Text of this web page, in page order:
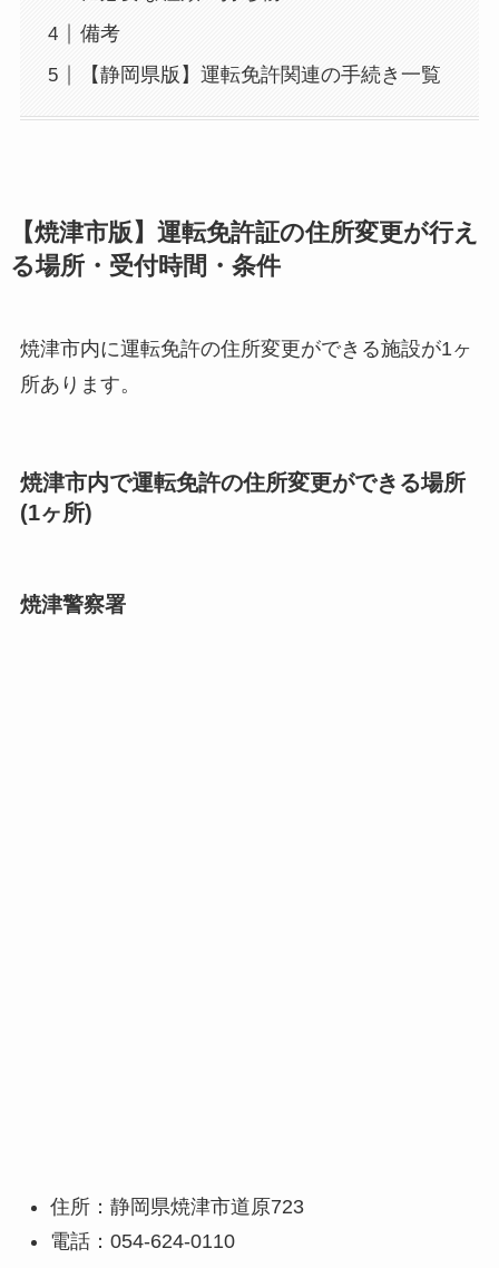
備考
【静岡県版】運転免許関連の手続き一覧
【焼津市版】運転免許証の住所変更が行え
る場所・受付時間・条件
焼津市内に運転免許の住所変更ができる施設が1ヶ
所あります。
焼津市内で運転免許の住所変更ができる場所
(1ヶ所)
焼津警察署
住所：静岡県焼津市道原723
電話：054-624-0110